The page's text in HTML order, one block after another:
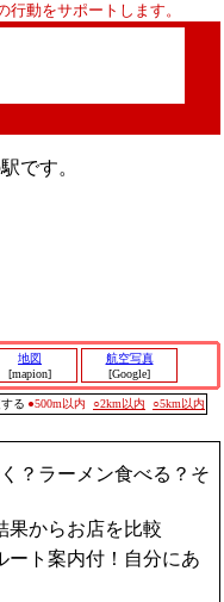
動をサポートします。
です。
地図
[mapion]
航空写真
[Google]
る ●500m以内 ○2km以内 ○5km以内
？ラーメン食べる？そ
果からお店を比較
ート案内付！自分にあ